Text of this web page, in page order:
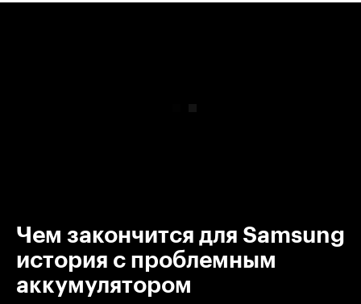
Чем закончится для Samsung
история с проблемным
аккумулятором